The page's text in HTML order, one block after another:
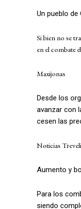
Un pueblo
Si bien no se
en el combate
Maxijonas
Desde los
avanzar con
cesen las
Noticias
Aumento y
Para los
siendo